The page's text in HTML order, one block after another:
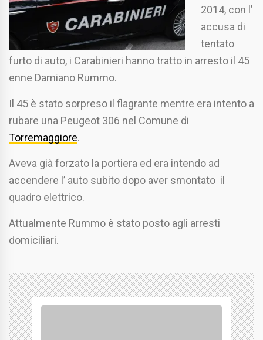
2014, con l’
accusa di
tentato
furto di auto, i Carabinieri hanno tratto in arresto il 45
enne Damiano Rummo.
Il 45 è stato sorpreso il flagrante mentre era intento a
rubare una Peugeot 306 nel Comune di
Torremaggiore.
Aveva già forzato la portiera ed era intendo ad
accendere l’ auto subito dopo aver smontato il
quadro elettrico.
Attualmente Rummo è stato posto agli arresti
domiciliari.